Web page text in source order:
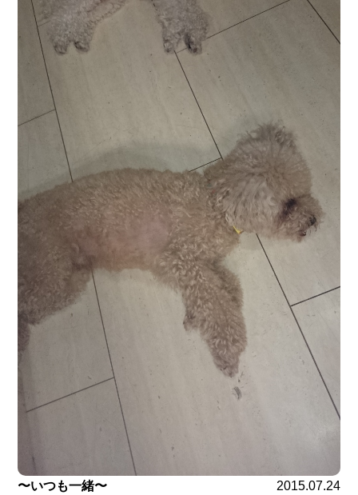
〜いつも一緒〜 2015.07.24